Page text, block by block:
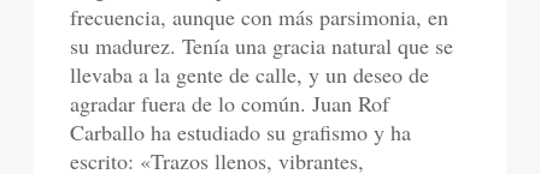
frecuencia, aunque con más parsimonia, en
su madurez. Tenía una gracia natural que se
llevaba a la gente de calle, y un deseo de
agradar fuera de lo común. Juan Rof
Carballo ha estudiado su grafismo y ha
escrito: «Trazos llenos, vibrantes,